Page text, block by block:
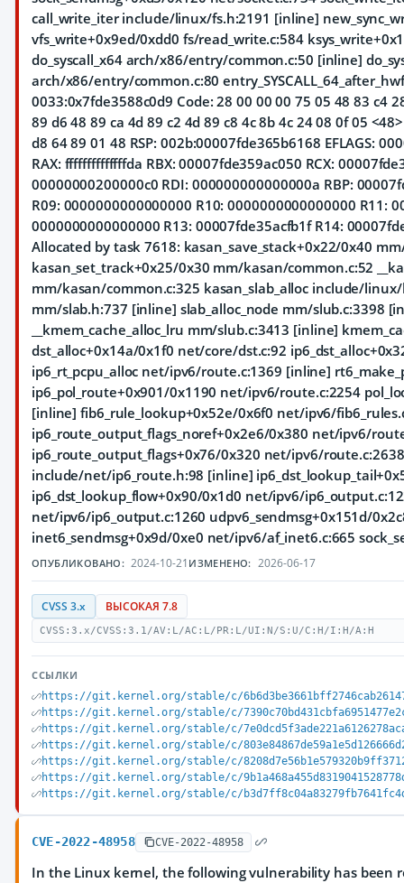
call_write_iter include/linux/fs.h:2191 [inline]
vfs_write+0x9ed/0xdd0 fs/read_write.c:584
do_syscall_x64 arch/x86/entry/common.c:50 [inline]
arch/x86/entry/common.c:80
0033:0x7fde3588c0d9 Code: 28 00 00 00 75 05 48 83 c4
89 d6 48 89 ca 4d 89 c2 4d 89 c8 4c 8b 4c 24 08 0f 05
d8 64 89 01 48 RSP: 002b:00007fde365b6168 EFLAGS:
RAX: ffffffffffffffda RBX: 00007fde359ac050 RCX:
00000000200000c0 RDI: 000000000000000a RBP:
R09: 0000000000000000 R10: 0000000000000000 R11:
0000000000000000 R13: 00007fde35acfb1f R14:
Allocated by task 7618: kasan_save_stack+0x22/0x40
kasan_set_track+0x25/0x30 mm/kasan/common.c:52
mm/kasan/common.c:325 kasan_slab_alloc include/
mm/slab.h:737 [inline] slab_alloc_node mm/slub.c:3398
__kmem_cache_alloc_lru mm/slub.c:3413 [inline]
dst_alloc+0x14a/0x1f0 net/core/dst.c:92
ip6_rt_pcpu_alloc net/ipv6/route.c:1369 [inline]
ip6_pol_route+0x901/0x1190 net/ipv6/route.c:2254
[inline] fib6_rule_lookup+0x52e/0x6f0 net/ipv6/
ip6_route_output_flags_noref+0x2e6/0x380 net/ipv6/
ip6_route_output_flags+0x76/0x320 net/ipv6/
include/net/ip6_route.h:98 [inline]
ip6_dst_lookup_flow+0x90/0x1d0 net/ipv6/
net/ipv6/ip6_output.c:1260 udpv6_sendmsg+0x151d/
inet6_sendmsg+0x9d/0xe0 net/ipv6/af_inet6.c:665
ОПУБЛИКОВАНО: 2024-10-21 ИЗМЕНЕНО: 2026-06-17
CVSS 3.x ВЫСОКАЯ 7.8
CVSS:3.x/CVSS:3.1/AV:L/AC:L/PR:L/UI:N/S:U/C:H/I:H/A:H
ССЫЛКИ
https://git.kernel.org/stable/c/
https://git.kernel.org/stable/c/
https://git.kernel.org/stable/c/
https://git.kernel.org/stable/c/
https://git.kernel.org/stable/c/
https://git.kernel.org/stable/c/
https://git.kernel.org/stable/c/
CVE-2022-48958 CVE-2022-48958
In the Linux kernel, the following vulnerability has been